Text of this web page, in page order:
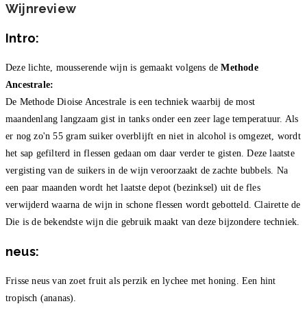
Wijnreview
Intro:
Deze lichte, mousserende wijn is gemaakt volgens de Methode
Ancestrale:
De Methode Dioise Ancestrale is een techniek waarbij de most
maandenlang langzaam gist in tanks onder een zeer lage temperatuur. Als
er nog zo'n 55 gram suiker overblijft en niet in alcohol is omgezet, wordt
het sap gefilterd in flessen gedaan om daar verder te gisten. Deze laatste
vergisting van de suikers in de wijn veroorzaakt de zachte bubbels. Na
een paar maanden wordt het laatste depot (bezinksel) uit de fles
verwijderd waarna de wijn in schone flessen wordt gebotteld. Clairette de
Die is de bekendste wijn die gebruik maakt van deze bijzondere techniek.
neus:
Frisse neus van zoet fruit als perzik en lychee met honing. Een hint
tropisch (ananas).